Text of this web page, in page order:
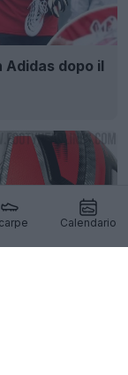
Calendario
dopo il